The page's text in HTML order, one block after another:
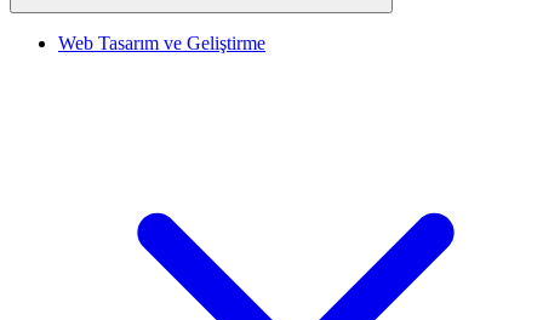
Web Tasarım ve Geliştirme